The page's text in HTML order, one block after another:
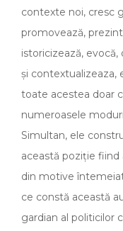
contexte noi, cresc
promovează,
istoricizează,
și contextualizeaza,
toate acestea doar
numeroasele
Simultan, ele
această poziție
din motive
ce constă această
gardian al politicilor